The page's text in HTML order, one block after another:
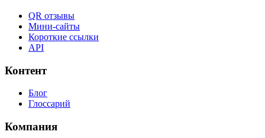
QR отзывы
Мини-сайты
Короткие ссылки
API
Контент
Блог
Глоссарий
Компания